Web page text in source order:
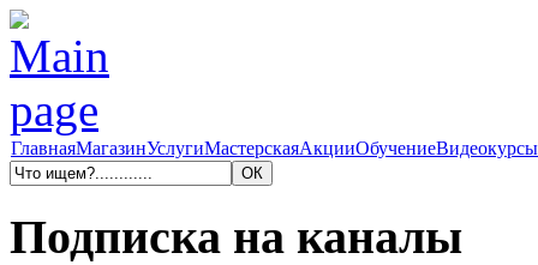
ГлавнаяМагазинУслугиМастерскаяАкцииОбучениеВидеокурсы
Подписка на каналы